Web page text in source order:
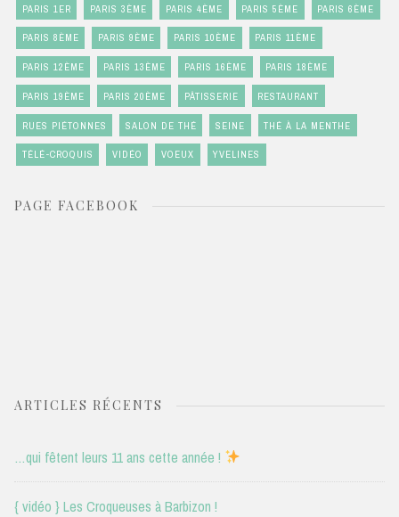
PARIS 1ER PARIS 3ÈME PARIS 4ÈME PARIS 5ÈME PARIS 6ÈME
PARIS 8ÈME PARIS 9ÈME PARIS 10ÈME PARIS 11ÈME
PARIS 12ÈME PARIS 13ÈME PARIS 16ÈME PARIS 18ÈME
PARIS 19ÈME PARIS 20ÈME PÂTISSERIE RESTAURANT
RUES PIÉTONNES SALON DE THÉ SEINE THÉ À LA MENTHE
TÉLÉ-CROQUIS VIDÉO VOEUX YVELINES
PAGE FACEBOOK
ARTICLES RÉCENTS
…qui fêtent leurs 11 ans cette année !
{ vidéo } Les Croqueuses à Barbizon !